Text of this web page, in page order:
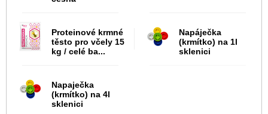
Proteinové krmné
těsto pro včely 15
kg / celé ba...
Napáječka
(krmítko) na 1l
sklenici
Napaječka
(krmítko) na 4l
sklenici